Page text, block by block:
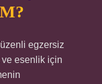
egzersiz
ve esenlik için